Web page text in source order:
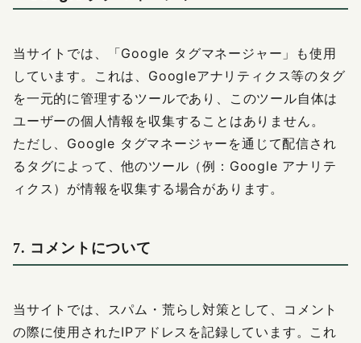
当サイトでは、「Google タグマネージャー」も使用
しています。これは、Googleアナリティクス等のタグ
を一元的に管理するツールであり、このツール自体は
ユーザーの個人情報を収集することはありません。
ただし、Google タグマネージャーを通じて配信され
るタグによって、他のツール（例：Google アナリテ
ィクス）が情報を収集する場合があります。
7. コメントについて
当サイトでは、スパム・荒らし対策として、コメント
の際に使用されたIPアドレスを記録しています。これ